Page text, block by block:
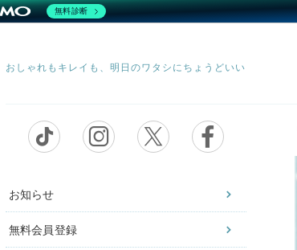
お知らせ
無料会員登録
無料診断